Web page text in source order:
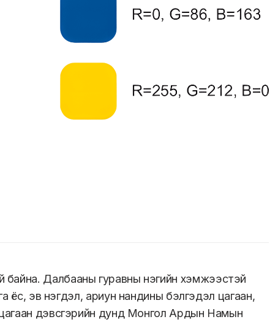
байна. Далбааны гуравны нэгийн хэмжээстэй
ёс, эв нэгдэл, ариун нандины бэлгэдэл цагаан,
цагаан дэвсгэрийн дунд Монгол Ардын Намын